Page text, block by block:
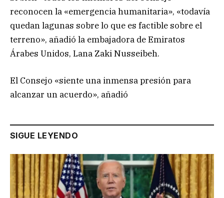
reconocen la «emergencia humanitaria», «todavía
quedan lagunas sobre lo que es factible sobre el
terreno», añadió la embajadora de Emiratos
Árabes Unidos, Lana Zaki Nusseibeh.
El Consejo «siente una inmensa presión para
alcanzar un acuerdo», añadió
SIGUE LEYENDO